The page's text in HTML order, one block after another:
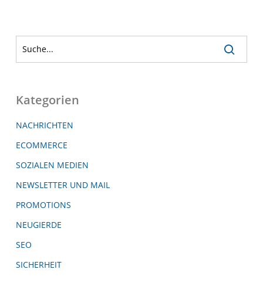
Kategorien
NACHRICHTEN
ECOMMERCE
SOZIALEN MEDIEN
NEWSLETTER UND MAIL
PROMOTIONS
NEUGIERDE
SEO
SICHERHEIT